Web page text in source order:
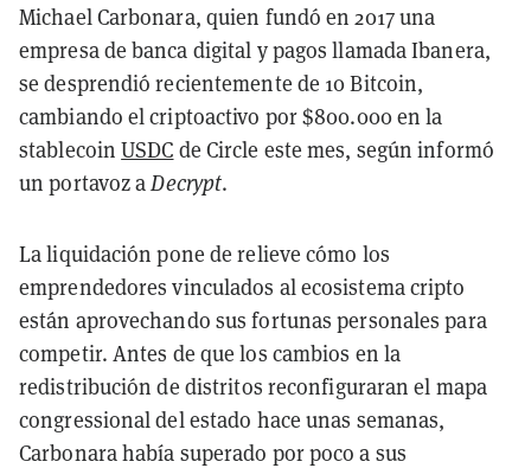
Michael Carbonara, quien fundó en 2017 una
empresa de banca digital y pagos llamada Ibanera,
se desprendió recientemente de 10 Bitcoin,
cambiando el criptoactivo por $800.000 en la
stablecoinUSDC de Circle este mes, según informó
un portavoz aDecrypt.
La liquidación pone de relieve cómo los
emprendedores vinculados al ecosistema cripto
están aprovechando sus fortunas personales para
competir. Antes de que los cambios en la
redistribución de distritos reconfiguraran el mapa
congressional del estado hace unas semanas,
Carbonara había superado por poco a sus